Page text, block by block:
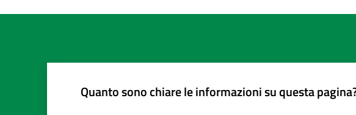
Quanto sono chiare le informazioni su questa